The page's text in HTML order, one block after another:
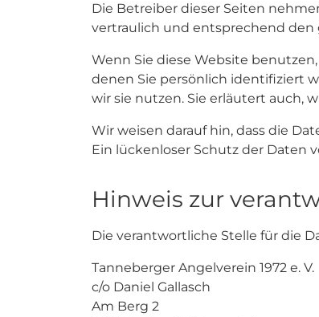
Die Betreiber dieser Seiten
vertraulich und entsprechend den
Wenn Sie diese Website
denen Sie persönlich identifiziert
wir sie nutzen. Sie erläutert auch,
Wir weisen darauf hin, dass die
Ein lückenloser Schutz der Daten
Hinweis zur
Die verantwortliche Stelle für die
Tanneberger Angelverein 1972 e. V.
c/o Daniel Gallasch
Am Berg 2